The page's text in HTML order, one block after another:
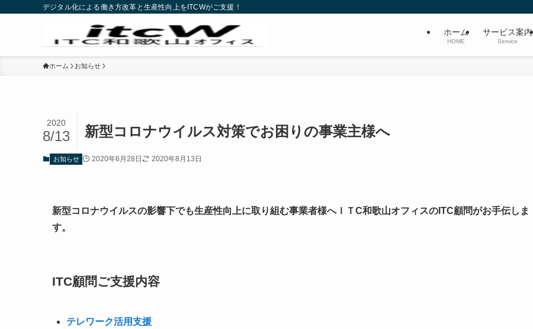
デジタル化による働き方改革と生産性向上をITCWがご支援！
ホーム
HOME
サービス案内
Service
ホーム お知らせ
新型コロナウイルス対策でお困りの事業主様へ
2020
8/13
お知らせ 2020年6月28日 2020年8月13日
新型コロナウイルスの影響下でも生産性向上に取り組む事業者様へＩＴC和歌山オフィスのITC顧問がお手伝しま
す。
ITC顧問ご支援内容
テレワーク活用支援